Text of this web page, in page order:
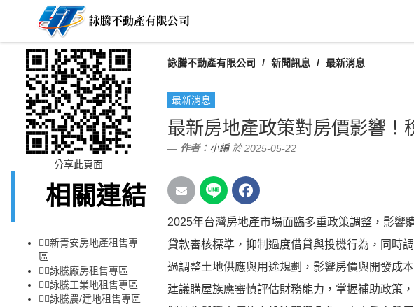
詠騰不動產有限公司 新聞訊息 最新消息
最新消息
最新房地產政策對房價影響！
作者： 小編於 2025-05-22
2025年台灣房地產市場面臨多重政策調整，影響
貸款審核標準，抑制過度借貸與投機行為，同時
過調整土地供應與用途規劃，影響房價與開發成
建議購屋族應審慎評估財務能力，掌握補助政策
分享此頁面
相關連結
👉🏻新青安房地產租售專
區
👉🏻詠騰廠房租售專區
👉🏻詠騰工業地租售專區
👉🏻詠騰農/建地租售專區